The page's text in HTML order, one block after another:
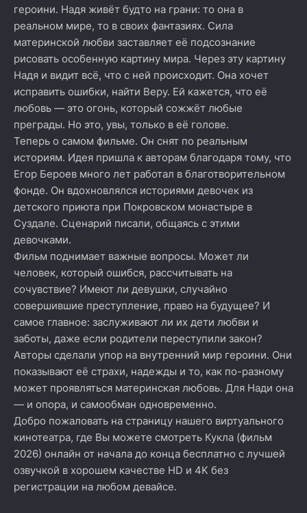
героини. Надя живёт будто на грани: то она в
реальном мире, то в своих фантазиях. Сила
материнской любви заставляет её подсознание
рисовать особенную картину мира. Через эту картину
Надя и видит всё, что с ней происходит. Она хочет
исправить ошибки, найти Веру. Ей кажется, что её
любовь — это огонь, который сожжёт любые
преграды. Но это, увы, только в её голове.
Теперь о самом фильме. Он снят по реальным
историям. Идея пришла к авторам благодаря тому, что
Егор Бероев много лет работал в благотворительном
фонде. Он вдохновлялся историями девочек из
детского приюта при Покровском монастыре в
Суздале. Сценарий писали, общаясь с этими
девочками.
Фильм поднимает важные вопросы. Может ли
человек, который ошибся, рассчитывать на
сочувствие? Имеют ли девушки, случайно
совершившие преступление, право на будущее? И
самое главное: заслуживают ли их дети любви и
заботы, даже если родители переступили закон?
Авторы сделали упор на внутренний мир героини. Они
показывают её страхи, надежды и то, как по-разному
может проявляться материнская любовь. Для Нади она
— и опора, и самообман одновременно.
Добро пожаловать на страницу нашего виртуального
кинотеатра, где Вы можете смотреть Кукла (фильм
2026) онлайн от начала до конца бесплатно с лучшей
озвучкой в хорошем качестве HD и 4K без
регистрации на любом девайсе.